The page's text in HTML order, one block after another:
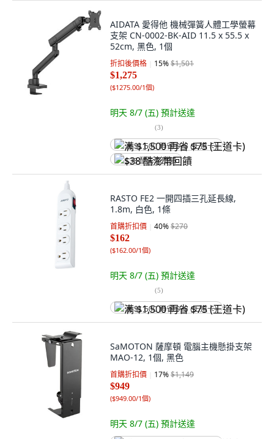
AIDATA 愛得他 機械彈簧人體工學螢幕
支架 CN-0002-BK-AID 11.5 x 55.5 x
52cm, 黑色, 1個
折扣後價格 15%$1,501
$1,275
($1275.00/1個)
明天 8/7 (五) 預計送達
(3)
满 $1,500 再省 $75 (王道卡)
$38 酷澎幣回饋
RASTO FE2 一開四插三孔延長線,
1.8m, 白色, 1條
首購折扣價 40%$270
$162
($162.00/1個)
明天 8/7 (五) 預計送達
(5)
满 $1,500 再省 $75 (王道卡)
SaMOTON 薩摩頓 電腦主機懸掛支架
MAO-12, 1個, 黑色
首購折扣價 17%$1,149
$949
($949.00/1個)
明天 8/7 (五) 預計送達